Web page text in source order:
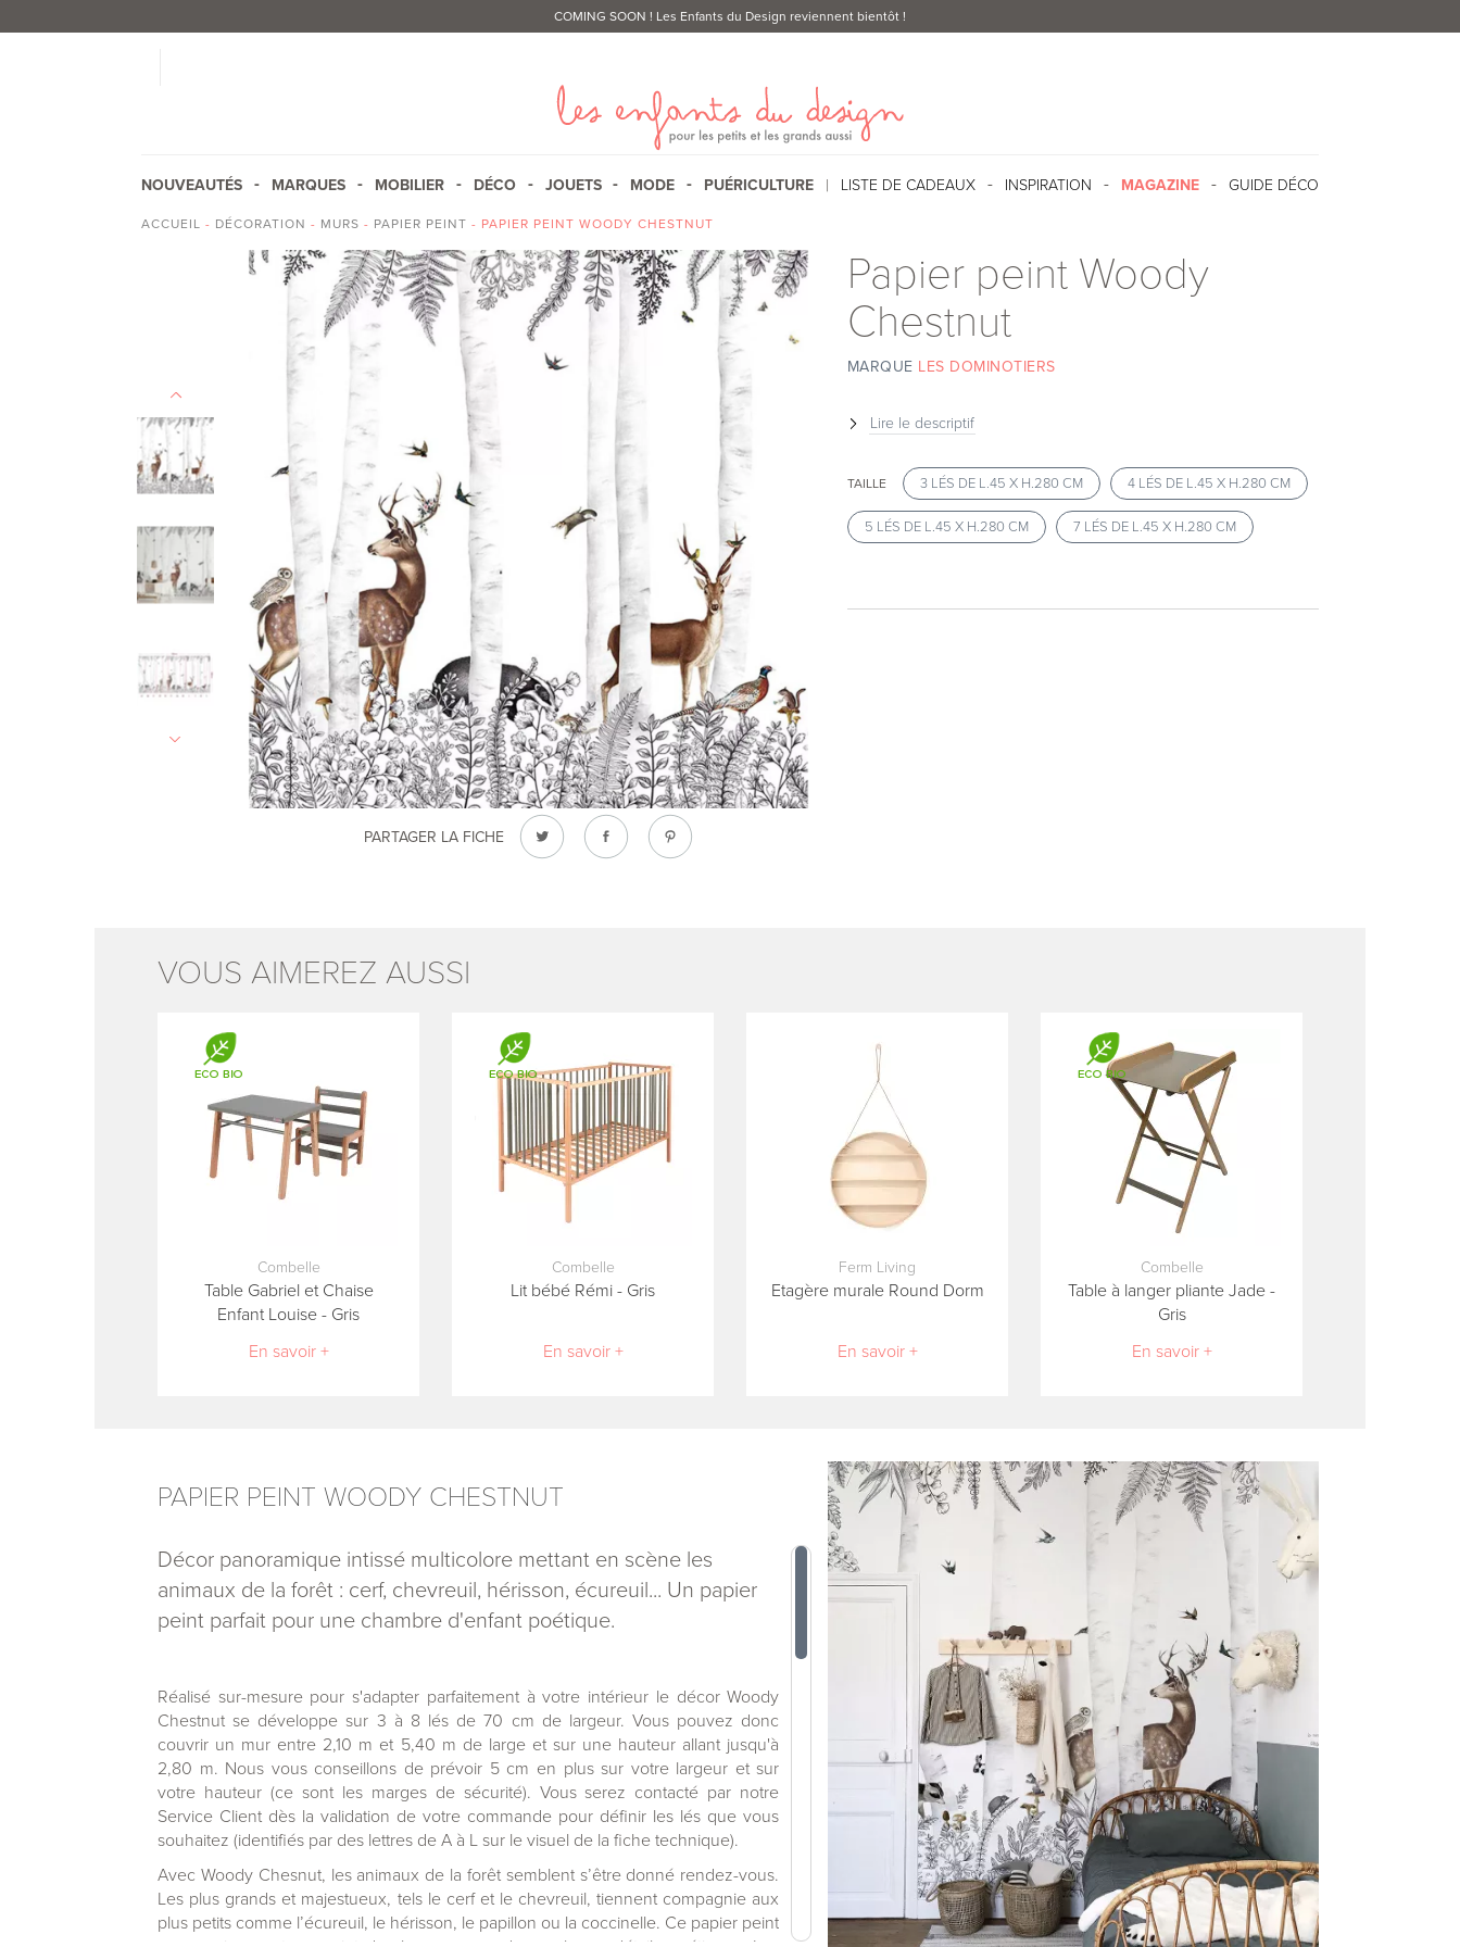
COMING SOON ! Les Enfants du Design reviennent bientôt !
NOUVEAUTÉS MARQUES MOBILIER DÉCO JOUETS MODE PUÉRICULTURE LISTE DE CADEAUX INSPIRATION MAGAZINE GUIDE DÉCO
ACCUEIL - DÉCORATION - MURS - PAPIER PEINT - PAPIER PEINT WOODY CHESTNUT
PARTAGER LA FICHE
Papier peint Woody
Chestnut
MARQUE LES DOMINOTIERS
Lire le descriptif
TAILLE 3 LÉS DE L.45 X H.280 CM 4 LÉS DE L.45 X H.280 CM
5 LÉS DE L.45 X H.280 CM 7 LÉS DE L.45 X H.280 CM
VOUS AIMEREZ AUSSI
Combelle
Table Gabriel et Chaise
Enfant Louise - Gris
En savoir +
Combelle
Lit bébé Rémi - Gris
En savoir +
Ferm Living
Etagère murale Round Dorm
En savoir +
Combelle
Table à langer pliante Jade -
Gris
En savoir +
PAPIER PEINT WOODY CHESTNUT
Décor panoramique intissé multicolore mettant en scène les
animaux de la forêt : cerf, chevreuil, hérisson, écureuil... Un papier
peint parfait pour une chambre d'enfant poétique.
Réalisé sur-mesure pour s'adapter parfaitement à votre intérieur le décor Woody
Chestnut se développe sur 3 à 8 lés de 70 cm de largeur. Vous pouvez donc
couvrir un mur entre 2,10 m et 5,40 m de large et sur une hauteur allant jusqu'à
2,80 m. Nous vous conseillons de prévoir 5 cm en plus sur votre largeur et sur
votre hauteur (ce sont les marges de sécurité). Vous serez contacté par notre
Service Client dès la validation de votre commande pour définir les lés que vous
souhaitez (identifiés par des lettres de A à L sur le visuel de la fiche technique).
Avec Woody Chesnut, les animaux de la forêt semblent s’être donné rendez-vous.
Les plus grands et majestueux, tels le cerf et le chevreuil, tiennent compagnie aux
plus petits comme l’écureuil, le hérisson, le papillon ou la coccinelle. Ce papier peint